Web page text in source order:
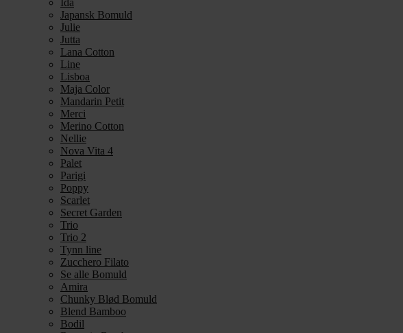
Ida
Japansk Bomuld
Julie
Jutta
Lana Cotton
Line
Lisboa
Maja Color
Mandarin Petit
Merci
Merino Cotton
Nellie
Nova Vita 4
Palet
Parigi
Poppy
Scarlet
Secret Garden
Trio
Trio 2
Tynn line
Zucchero Filato
Se alle Bomuld
Amira
Chunky Blød Bomuld
Blend Bamboo
Bodil